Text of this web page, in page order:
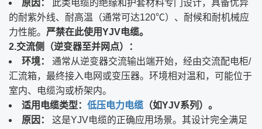
原因：
​ 此类电缆的绝缘和护套材料专门设计，具备优异
的耐紫外线、耐高温（通常可达120℃）、耐候和耐机械应
力性能。 严禁在此使用YJV电缆。
2.交流侧（逆变器至并网点）：
环境：
​ 通常从逆变器交流输出端开始，经由交流配电柜/
汇流箱，最终接入电网或变压器。环境相对温和，可能位于
室内、电缆沟或桥架内。
适用电缆类型： 低压电力电缆 （如YJV系列）。
原因：
​ 这是YJV电缆的正确应用场景。其设计完全满足